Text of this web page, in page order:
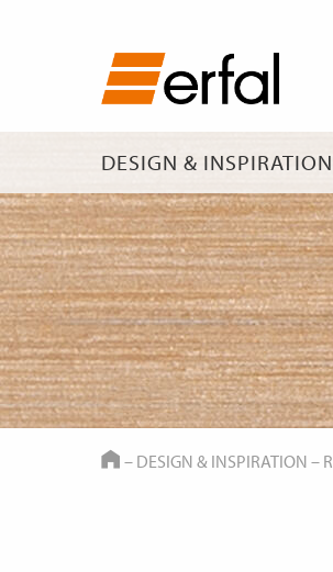
DESIGN & INSPIRATION
HOME
– DESIGN & INSPIRATION –